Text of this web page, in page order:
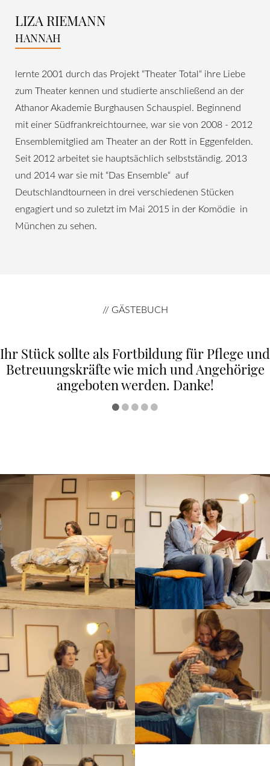
LIZA RIEMANN
HANNAH
lernte 2001 durch das Projekt “Theater Total“ ihre Liebe
zum Theater kennen und studierte anschließend an der
Athanor Akademie Burghausen Schauspiel. Beginnend
mit einer Südfrankreichtournee, war sie von 2008 - 2012
Ensemblemitglied am Theater an der Rott in Eggenfelden.
Seit 2012 arbeitet sie hauptsächlich selbstständig. 2013
und 2014 war sie mit “Das Ensemble“ auf
Deutschlandtourneen in drei verschiedenen Stücken
engagiert und so zuletzt im Mai 2015 in der Komödie in
München zu sehen.
// GÄSTEBUCH
Dieser Abend war für mich wie die lange
hinausgeschobene Psychotherapie nach der
von mir geleisteten Pflege.
•••••